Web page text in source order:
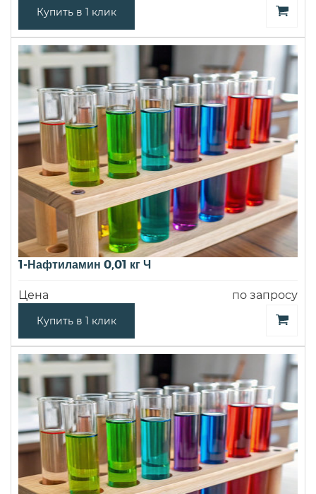
Купить в 1 клик
1-Нафтиламин 0,01 кг Ч
Цена по запросу
Купить в 1 клик